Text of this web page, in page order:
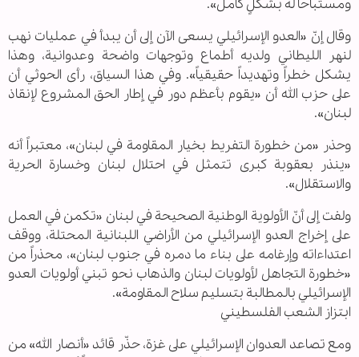
ومستباحاً له بشكلٍ كامل».
وقال إنّ «العدو الإسرائيلي يسعى الآن إلى أن يبدأ في عمليات نهب
لنهر الليطاني ولديه أطماع وتوجهات واضحة وعدوانية، وهذا
يشكل خطراً وتهديداً حقيقياً». وفي هذا السياق، رأى الحوثي أن
على حزب الله أن «يقوم بأعظم دور في إطار الحق المشروع لإنقاذ
لبنان».
وحذر «من خطورة التفريط بخيار المقاومة في لبنان»، معتبراً أنه
«ينذر بعقوبة كبرى تتمثل في احتلال لبنان وخسارة الحرية
والاستقلال».
ولفت إلى أنّ الأولوية الوطنية الصحيحة في لبنان «تكمن في العمل
على إخراج العدو الإسرائيلي من الأراضي اللبنانية المحتلة، ووقف
اعتداءاته وإرغامه على بناء ما دمره في جنوب لبنان»، محذراً من
«خطورة التجاهل لأولويات لبنان والذهاب نحو تبني أولويات العدو
الإسرائيلي بالمطالبة بتسليم سلاح المقاومة».
ابتزاز الشعب الفلسطيني
ومع تصاعد العدوان الإسرائيلي على غزة، حذّر قائد «أنصار الله» من